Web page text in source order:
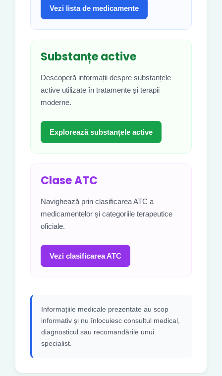
Vezi lista de medicamente
Substanțe active
Descoperă informații despre substanțele
active utilizate în tratamente și terapii
moderne.
Explorează substanțele active
Clase ATC
Navighează prin clasificarea ATC a
medicamentelor și categoriile terapeutice
oficiale.
Vezi clasificarea ATC
Informațiile medicale prezentate au scop
informativ și nu înlocuiesc consultul medical,
diagnosticul sau recomandările unui
specialist.